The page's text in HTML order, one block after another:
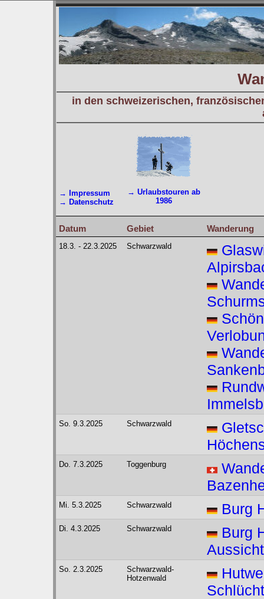
in den schweizerischen,
→ Impressum
→ Datenschutz
→ Urlaubstouren ab
1986
Datum Gebiet Wanderung
18.3. - 22.3.2025 Schwarzwald
So. 9.3.2025 Schwarzwald
Do. 7.3.2025 Toggenburg
Mi. 5.3.2025 Schwarzwald Burg
Di. 4.3.2025 Schwarzwald
Burg
So. 2.3.2025
Schwarzwald-
Hotzenwald